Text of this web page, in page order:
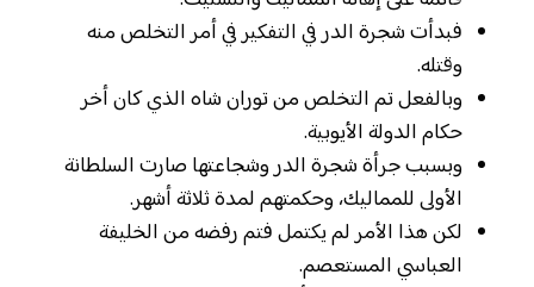
فبدأت شجرة الدر في التفكير في أمر التخلص منه
وقتله.
وبالفعل تم التخلص من توران شاه الذي كان أخر
حكام الدولة الأيوبية.
وبسبب جرأة شجرة الدر وشجاعتها صارت السلطانة
الأولى للمماليك، وحكمتهم لمدة ثلاثة أشهر.
لكن هذا الأمر لم يكتمل فتم رفضه من الخليفة
العباسي المستعصم.